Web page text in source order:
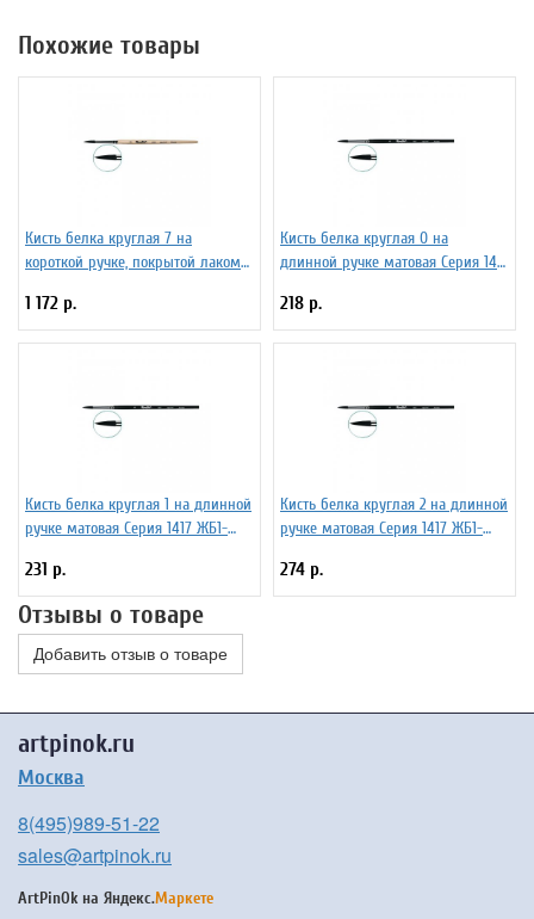
Похожие товары
Кисть белка круглая 7 на
короткой ручке, покрытой лаком
1 172 р.
Кисть белка круглая 0 на
длинной ручке матовая Серия 1417
218 р.
Кисть белка круглая 1 на длинной
ручке матовая Серия 1417 ЖБ1-
231 р.
Кисть белка круглая 2 на длинной
ручке матовая Серия 1417 ЖБ1-
274 р.
Отзывы о товаре
Добавить отзыв о товаре
artpinok.ru
Москва
8(495)989-51-22
sales@artpinok.ru
ArtPinOk на Яндекс.Маркете